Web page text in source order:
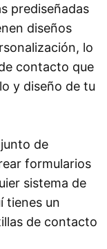
prediseñadas
diseños
lo
contacto que
y diseño de tu
de
formularios
sistema de
tienes un
de contacto